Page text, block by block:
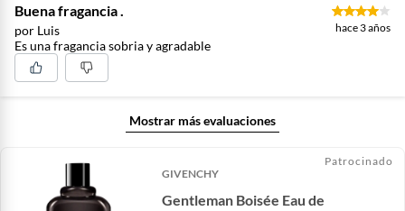
Buena fragancia .
por Luis hace 3 años
Es una fragancia sobria y agradable
Mostrar más evaluaciones
GIVENCHY
Gentleman Boisée Eau de
Patrocinado